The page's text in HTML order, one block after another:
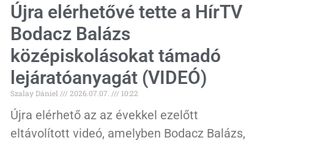
Újra elérhetővé tette a HírTV
Bodacz Balázs
középiskolásokat támadó
lejáratóanyagát (VIDEÓ)
Szalay Dániel 2026.07.07. 10:22
Újra elérhető az az évekkel ezelőtt
eltávolított videó, amelyben Bodacz Balázs,